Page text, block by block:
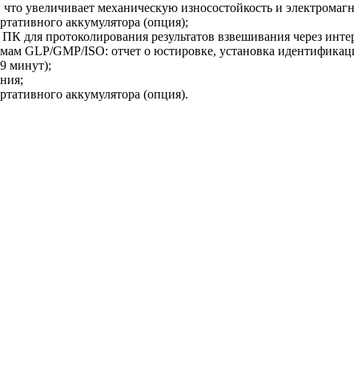
увеличивает механическую износостойкость и
аккумулятора (опция);
для протоколирования результатов взвешивания через
GLP/GMP/ISO: отчет о юстировке, установка
минут);
аккумулятора (опция).